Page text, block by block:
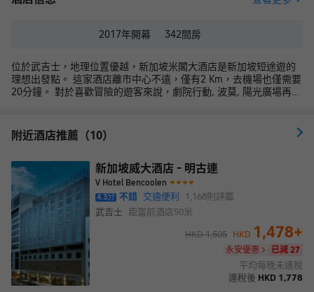
2017年開幕 342間房
位於武吉士，地理位置優越，新加坡米閣大酒店是新加坡短途遊的
理想出發點。 這家酒店離市中心不遠，僅有2 Km，去機場也僅需要
20分鐘。 對於喜歡冒險的遊客來說，劇院行動, 波莫, 陽光廣場再合
新加坡米閣大酒店的一流設施和優質服務會讓客人的入住變得更加
愉快。酒店各種娛樂設施一定會讓您在留宿期間享受更多樂趣。 一
旅遊的最佳留宿酒店。
附近酒店推薦（10）
新加坡威大酒店 - 明古連
V Hotel Bencoolen
4.3分 不錯 交通便利 1,168則評鑑
武吉士
距當前酒店50米
HKD1,505 HKD 1,478+
永安優惠 已減 27
平均每晚未連稅
連稅後 HKD 1,778